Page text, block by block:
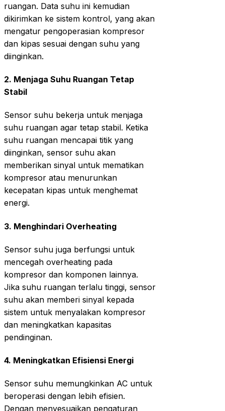
ruangan. Data suhu ini kemudian
dikirimkan ke sistem kontrol, yang akan
mengatur pengoperasian kompresor
dan kipas sesuai dengan suhu yang
diinginkan.
2. Menjaga Suhu Ruangan Tetap
Stabil
Sensor suhu bekerja untuk menjaga
suhu ruangan agar tetap stabil. Ketika
suhu ruangan mencapai titik yang
diinginkan, sensor suhu akan
memberikan sinyal untuk mematikan
kompresor atau menurunkan
kecepatan kipas untuk menghemat
energi.
3. Menghindari Overheating
Sensor suhu juga berfungsi untuk
mencegah overheating pada
kompresor dan komponen lainnya.
Jika suhu ruangan terlalu tinggi, sensor
suhu akan memberi sinyal kepada
sistem untuk menyalakan kompresor
dan meningkatkan kapasitas
pendinginan.
4. Meningkatkan Efisiensi Energi
Sensor suhu memungkinkan AC untuk
beroperasi dengan lebih efisien.
Dengan menyesuaikan pengaturan